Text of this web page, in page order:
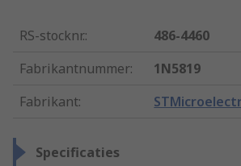
RS-stocknr.:
486-4460
Fabrikantnummer:
1N5819
Fabrikant:
Specificaties